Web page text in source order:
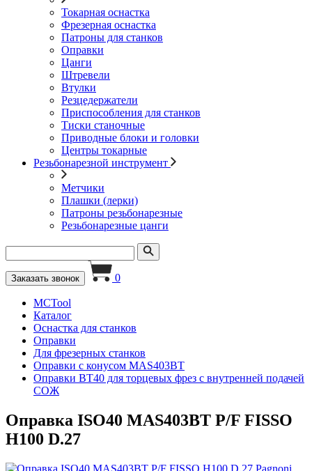
Токарная оснастка
Фрезерная оснастка
Патроны для станков
Оправки
Цанги
Штревели
Втулки
Резцедержатели
Приспособления для станков
Тиски станочные
Приводные блоки и головки
Центры токарные
Резьбонарезной инструмент
Метчики
Плашки (лерки)
Патроны резьбонарезные
Резьбонарезные цанги
Заказать звонок 0
MCTool
Каталог
Оснастка для станков
Оправки
Для фрезерных станков
Оправки с конусом MAS403BT
Оправки BT40 для торцевых фрез с внутренней подачей
СОЖ
Оправка ISO40 MAS403BT P/F FISSO
H100 D.27